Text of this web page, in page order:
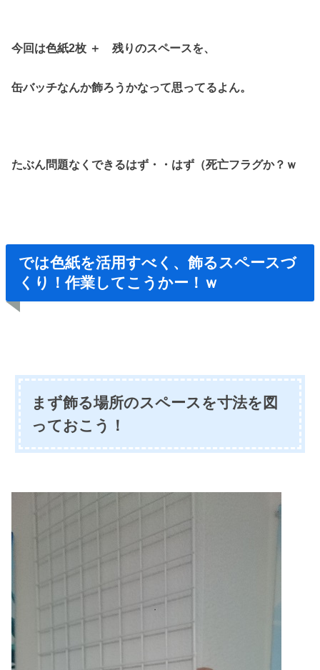
今回は色紙2枚 ＋ 残りのスペースを、
缶バッチなんか飾ろうかなって思ってるよん。
たぶん問題なくできるはず・・はず（死亡フラグか？ｗ
では色紙を活用すべく、飾るスペースづ
くり！作業してこうかー！ｗ
まず飾る場所のスペースを寸法を図
っておこう！